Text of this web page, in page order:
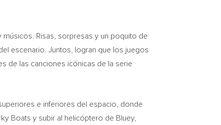
Risas, sorpresas y un poquito de
escenario. Juntos, logran que los juegos
de las canciones icónicas de la serie
e inferiores del espacio, donde
Boats y subir al helicóptero de Bluey,